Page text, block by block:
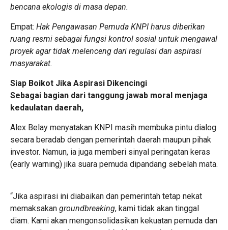
bencana ekologis di masa depan.
Empat: Hak Pengawasan Pemuda KNPI harus diberikan
ruang resmi sebagai fungsi kontrol sosial untuk mengawal
proyek agar tidak melenceng dari regulasi dan aspirasi
masyarakat.
Siap Boikot Jika Aspirasi Dikencingi
​Sebagai bagian dari tanggung jawab moral menjaga
kedaulatan daerah,
Alex Belay menyatakan KNPI masih membuka pintu dialog
secara beradab dengan pemerintah daerah maupun pihak
investor. Namun, ia juga memberi sinyal peringatan keras
(early warning) jika suara pemuda dipandang sebelah mata.
“Jika aspirasi ini diabaikan dan pemerintah tetap nekat
memaksakan groundbreaking, kami tidak akan tinggal
diam. Kami akan mengonsolidasikan kekuatan pemuda dan